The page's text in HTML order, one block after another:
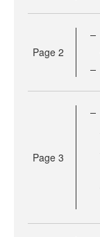
Page 2
Page 3